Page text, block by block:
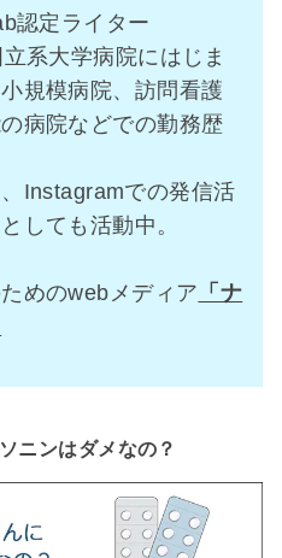
認定ライター
系大学病院にはじま
規模病院、訪問看護
病院などでの勤務歴
Instagramでの発信活
しても活動中。
めのwebメディア 「ナ
ニンはダメなの？